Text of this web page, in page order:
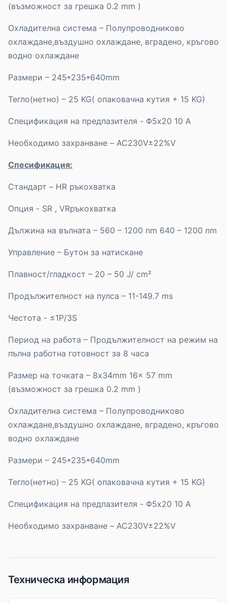
(възможност за грешка 0.2 mm )
Охладителна система – Полупроводниково
охлаждане,въздушно охлаждане, вградено, кръгово
водно охлаждане
Размери – 245*235*640mm
Тегло(нетно) – 25 KG( опаковачна кутия + 15 KG)
Спецификация на предпазителя - Φ5x20 10 А
Необходимо захранване – AC230V±22%V
Спесификация:
Стандарт – HR ръкохватка
Опция - SR , VRръкохватка
Дължина на вълната – 560 – 1200 nm 640 – 1200 nm
Управление – Бутон за натискане
Плавност/гладкост – 20 – 50 J/ cm²
Продължителност на пулса – 11-149.7 ms
Честота - ≤1P/3S
Период на работа – Продължителност на режим на
пълна работна готовност за 8 часа
Размер на точката – 8x34mm 16x 57 mm
(възможност за грешка 0.2 mm )
Охладителна система – Полупроводниково
охлаждане,въздушно охлаждане, вградено, кръгово
водно охлаждане
Размери – 245*235*640mm
Тегло(нетно) – 25 KG( опаковачна кутия + 15 KG)
Спецификация на предпазителя - Φ5x20 10 А
Необходимо захранване – AC230V±22%V
Техническа информация